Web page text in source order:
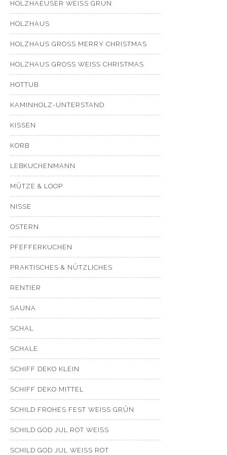
HOLZHAEUSER WEISS GRÜN
HOLZHAUS
HOLZHAUS GROSS MERRY CHRISTMAS
HOLZHAUS GROSS WEISS CHRISTMAS
HOTTUB
KAMINHOLZ-UNTERSTAND
KISSEN
KORB
LEBKUCHENMANN
MÜTZE & LOOP
NISSE
OSTERN
PFEFFERKUCHEN
PRAKTISCHES & NÜTZLICHES
RENTIER
SAUNA
SCHAL
SCHALE
SCHIFF DEKO KLEIN
SCHIFF DEKO MITTEL
SCHILD FROHES FEST WEISS GRÜN
SCHILD GOD JUL ROT WEISS
SCHILD GOD JUL WEISS ROT